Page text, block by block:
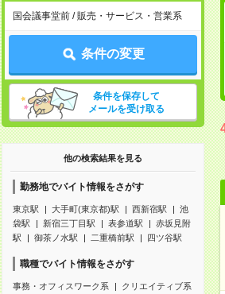
国会議事堂前 / 販売・サービス・営業系
条件の変更
条件を保存して
メールを受け取る
他の検索結果を見る
勤務地でバイト情報をさがす
東京駅 大手町(東京都)駅 西新宿駅
池
袋駅
新宿三丁目駅 表参道駅
赤坂見附
駅
御茶ノ水駅 二重橋前駅 四ツ谷駅
職種でバイト情報をさがす
事務・オフィスワーク系
クリエイティブ系